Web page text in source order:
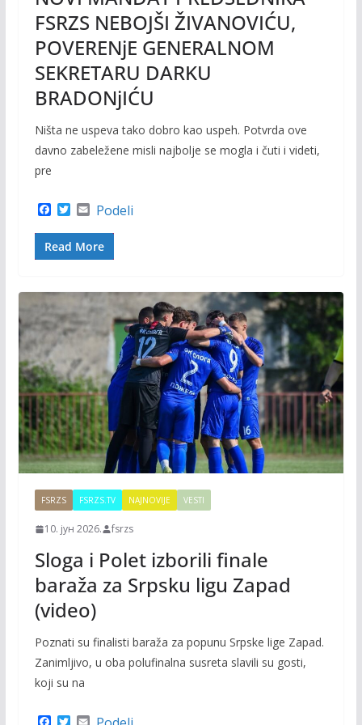
FSRZS NEBOJŠI ŽIVANOVIĆU,
POVERENjE GENERALNOM
SEKRETARU DARKU
BRADONjIĆU
Ništa ne uspeva tako dobro kao uspeh. Potvrda ove
davno zabeležene misli najbolje se mogla i čuti i videti,
pre
F
c
e
b
k
T
i
t
t
E
a
i
l
Podeli
Read More
FSRZS FSRZS.TV NAJNOVIJE VESTI
10. јун 2026. fsrzs
Sloga i Polet izborili finale
baraža za Srpsku ligu Zapad
(video)
Poznati su finalisti baraža za popunu Srpske lige Zapad.
Zanimljivo, u oba polufinalna susreta slavili su gosti,
koji su na